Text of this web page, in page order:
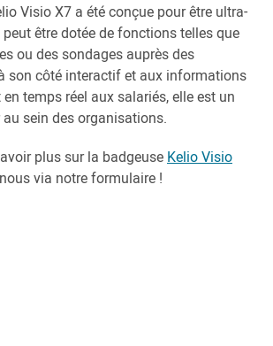
Visio X7 a été conçue pour être ultra-
être dotée de fonctions telles que
ou des sondages auprès des
son côté interactif et aux informations
en temps réel aux salariés, elle est un
sein des organisations.
plus sur la badgeuse Kelio Visio
via notre formulaire !